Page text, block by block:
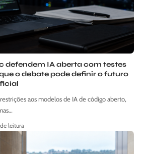
defendem IA aberta com testes
o debate pode definir o futuro
aos modelos de IA de código aberto,
leitura